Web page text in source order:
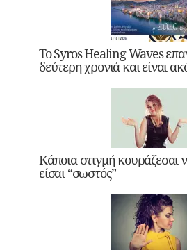
Το Syros Healing Waves
δεύτερη χρονιά και είναι
Κάποια στιγμή κουράζεσαι
είσαι “σωστός”